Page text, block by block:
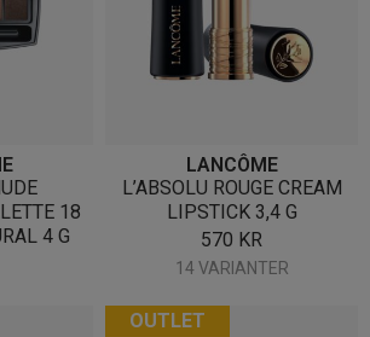
18
4 G
LANCÔME
L’ABSOLU ROUGE CREAM
LIPSTICK 3,4 G
570 KR
14 VARIANTER
OUTLET